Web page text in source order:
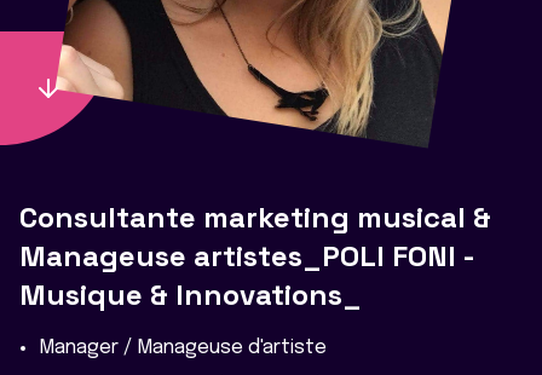
Consultante marketing musical &
Manageuse artistes_POLI FONI -
Musique & Innovations_
Manager / Manageuse d'artiste